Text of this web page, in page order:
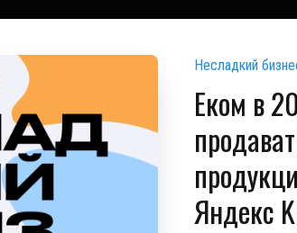
Несладкий
Eком в
Яндекс